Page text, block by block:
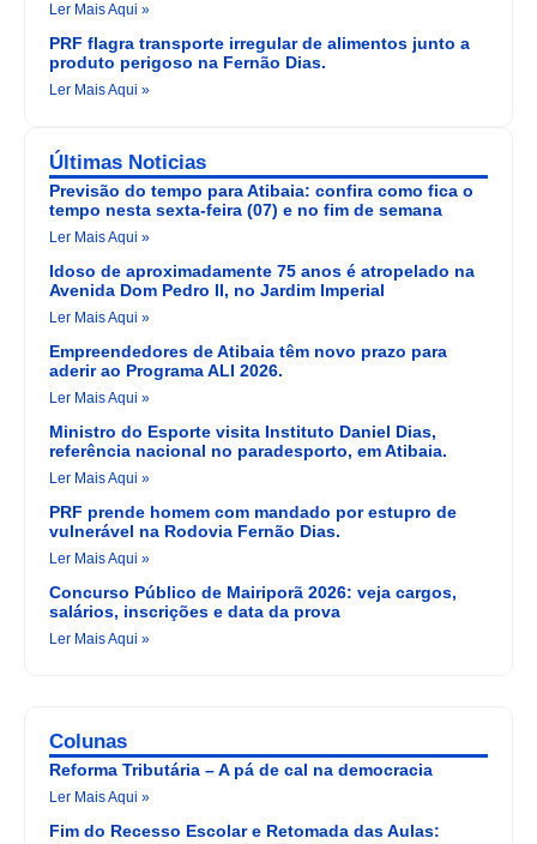
Ler Mais Aqui »
PRF flagra transporte irregular de alimentos junto a
produto perigoso na Fernão Dias.
Ler Mais Aqui »
Últimas Noticias
Previsão do tempo para Atibaia: confira como fica o
tempo nesta sexta-feira (07) e no fim de semana
Ler Mais Aqui »
Idoso de aproximadamente 75 anos é atropelado na
Avenida Dom Pedro II, no Jardim Imperial
Ler Mais Aqui »
Empreendedores de Atibaia têm novo prazo para
aderir ao Programa ALI 2026.
Ler Mais Aqui »
Ministro do Esporte visita Instituto Daniel Dias,
referência nacional no paradesporto, em Atibaia.
Ler Mais Aqui »
PRF prende homem com mandado por estupro de
vulnerável na Rodovia Fernão Dias.
Ler Mais Aqui »
Concurso Público de Mairiporã 2026: veja cargos,
salários, inscrições e data da prova
Ler Mais Aqui »
Colunas
Reforma Tributária – A pá de cal na democracia
Ler Mais Aqui »
Fim do Recesso Escolar e Retomada das Aulas: